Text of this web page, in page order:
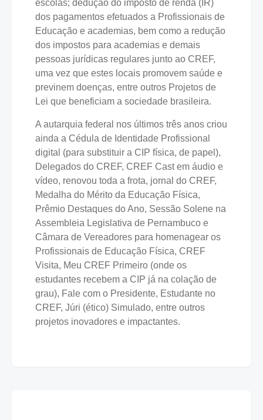
escolas; dedução do imposto de renda (IR)
dos pagamentos efetuados a Profissionais de
Educação e academias, bem como a redução
dos impostos para academias e demais
pessoas jurídicas regulares junto ao CREF,
uma vez que estes locais promovem saúde e
previnem doenças, entre outros Projetos de
Lei que beneficiam a sociedade brasileira.
A autarquia federal nos últimos três anos criou
ainda a Cédula de Identidade Profissional
digital (para substituir a CIP física, de papel),
Delegados do CREF, CREF Cast em áudio e
vídeo, renovou toda a frota, jornal do CREF,
Medalha do Mérito da Educação Física,
Prêmio Destaques do Ano, Sessão Solene na
Assembleia Legislativa de Pernambuco e
Câmara de Vereadores para homenagear os
Profissionais de Educação Física, CREF
Visita, Meu CREF Primeiro (onde os
estudantes recebem a CIP já na colação de
grau), Fale com o Presidente, Estudante no
CREF, Júri (ético) Simulado, entre outros
projetos inovadores e impactantes.